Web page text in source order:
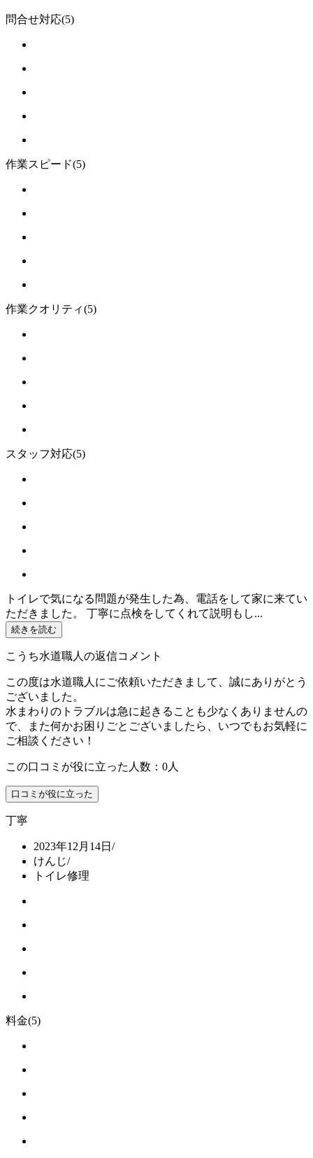
問合せ対応(5)
作業スピード(5)
作業クオリティ(5)
スタッフ対応(5)
トイレで気になる問題が発生した為、電話をして家に来てい
ただきました。 丁寧に点検をしてくれて説明もし...
続きを読む
こうち水道職人の返信コメント
この度は水道職人にご依頼いただきまして、誠にありがとう
ございました。
水まわりのトラブルは急に起きることも少なくありませんの
で、また何かお困りごとございましたら、いつでもお気軽に
ご相談ください！
この口コミが役に立った人数：0人
口コミが役に立った
丁寧
2023年12月14日 /
けんじ/
トイレ修理
料金(5)